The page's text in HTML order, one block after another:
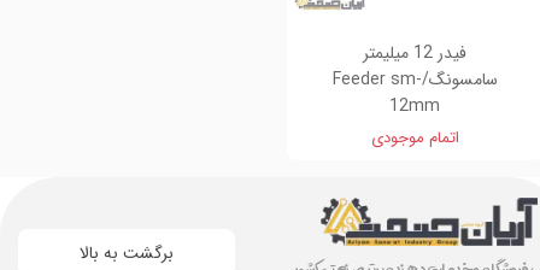
فیدر 12 میلیمتر
سامسونگ/Feeder sm-
12mm
اتمام موجودی
برگشت به بالا